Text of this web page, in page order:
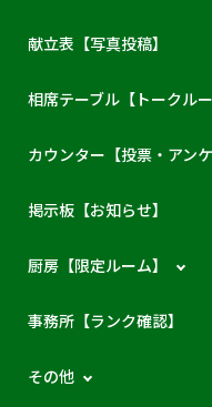
献立表【写真投稿】
相席テーブル【トークルー
カウンター【投票・アンケ
掲示板【お知らせ】
厨房【限定ルーム】
事務所【ランク確認】
その他